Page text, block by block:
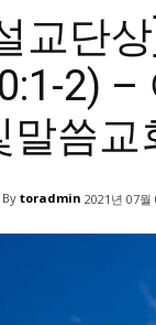
교단
2) –
말씀교
By toradmin 2021년 07월